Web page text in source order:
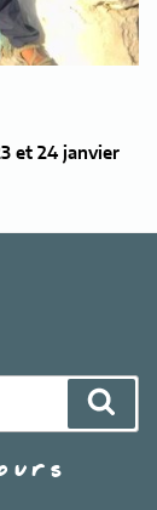
et 24 janvier